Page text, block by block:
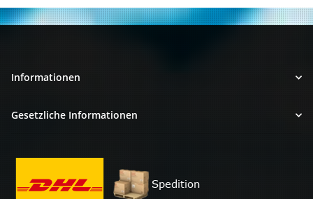
Informationen
Gesetzliche Informationen